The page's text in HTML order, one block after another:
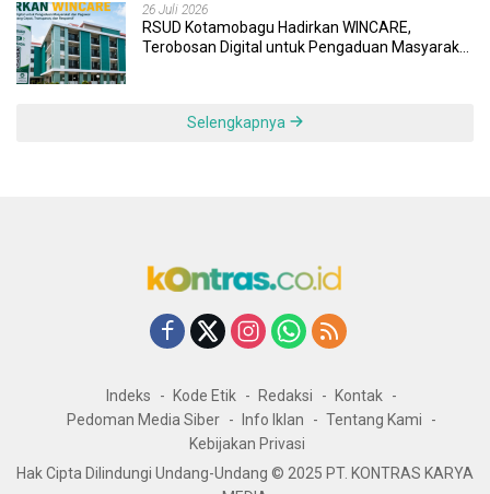
26 Juli 2026
RSUD Kotamobagu Hadirkan WINCARE,
Terobosan Digital untuk Pengaduan Masyarakat
Selengkapnya
Indeks Kode Etik Redaksi
Kontak
Pedoman Media Siber
Info Iklan
Tentang Kami
Kebijakan Privasi
Hak Cipta Dilindungi Undang-Undang © 2025 PT. KONTRAS KARYA